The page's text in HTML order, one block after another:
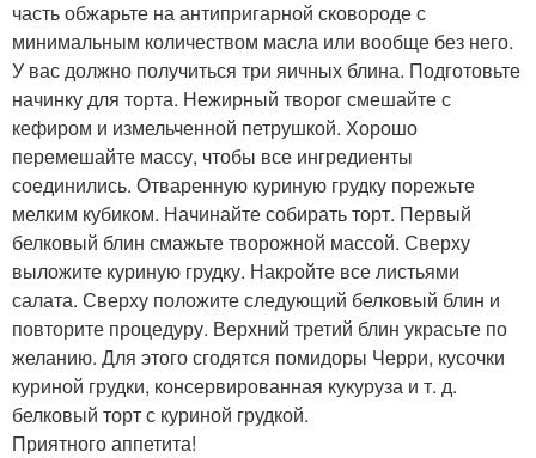
часть обжарьте на антипригарной сковороде с
минимальным количеством масла или вообще без него.
У вас должно получиться три яичных блина. Подготовьте
начинку для торта. Нежирный творог смешайте с
кефиром и измельченной петрушкой. Хорошо
перемешайте массу, чтобы все ингредиенты
соединились. Отваренную куриную грудку порежьте
мелким кубиком. Начинайте собирать торт. Первый
белковый блин смажьте творожной массой. Сверху
выложите куриную грудку. Накройте все листьями
салата. Сверху положите следующий белковый блин и
повторите процедуру. Верхний третий блин украсьте по
желанию. Для этого сгодятся помидоры Черри, кусочки
куриной грудки, консервированная кукуруза и т. д.
белковый торт с куриной грудкой.
Приятного аппетита!